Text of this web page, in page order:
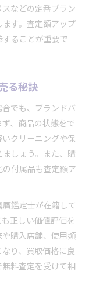
などの定番ブラン
す。査定額アップ
ることが重要で
る秘訣
でも、ブランドバ
、商品の状態をで
クリーニングや保
しょう。また、購
付属品も査定額ア
鑑定士が在籍して
正しい価値評価を
購入店舗、使用頻
り、買取価格に良
料査定を受けて相